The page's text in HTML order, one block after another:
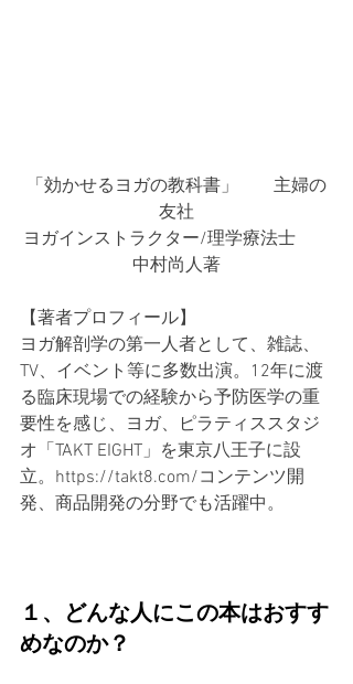
「効かせるヨガの教科書」　　主婦の
友社
ヨガインストラクター/理学療法士
中村尚人著
【著者プロフィール】
ヨガ解剖学の第一人者として、雑誌、
TV、イベント等に多数出演。12年に渡
る臨床現場での経験から予防医学の重
要性を感じ、ヨガ、ピラティススタジ
オ「TAKT EIGHT」を東京八王子に設
立。https://takt8.com/コンテンツ開
発、商品開発の分野でも活躍中。
１、どんな人にこの本はおすす
めなのか？